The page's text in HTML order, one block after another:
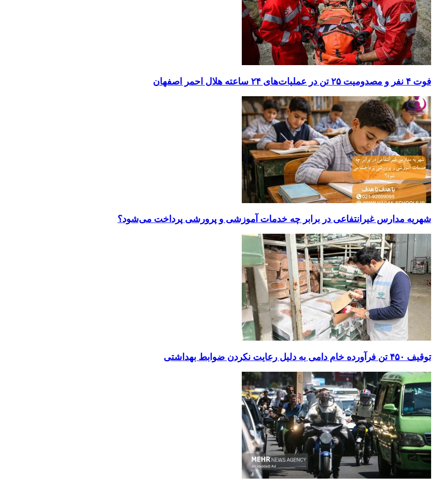
فوت ۴ نفر و مصدومیت ۲۵ تن در عملیات‌های ۲۴ ساعته هلال احمر اصفهان
شهریه مدارس غیرانتفاعی در برابر چه خدمات آموزشی و پرورشی پرداخت می‌شود؟
توقیف ۴۵۰ تن فرآورده خام دامی به دلیل رعایت نکردن ضوابط بهداشتی